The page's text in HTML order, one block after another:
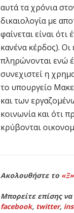
αυτά τα χρόνια
δικαιολογία με
φαίνεται είναι
κανένα κέρδος).
πληρώνονται ενώ
συνεχιστεί η
το υπουργείο
και των
κοινωνία και ότι
κρύβονται
Ακολουθήστε το
Μπορείτε επίσης
facebook, twitter,